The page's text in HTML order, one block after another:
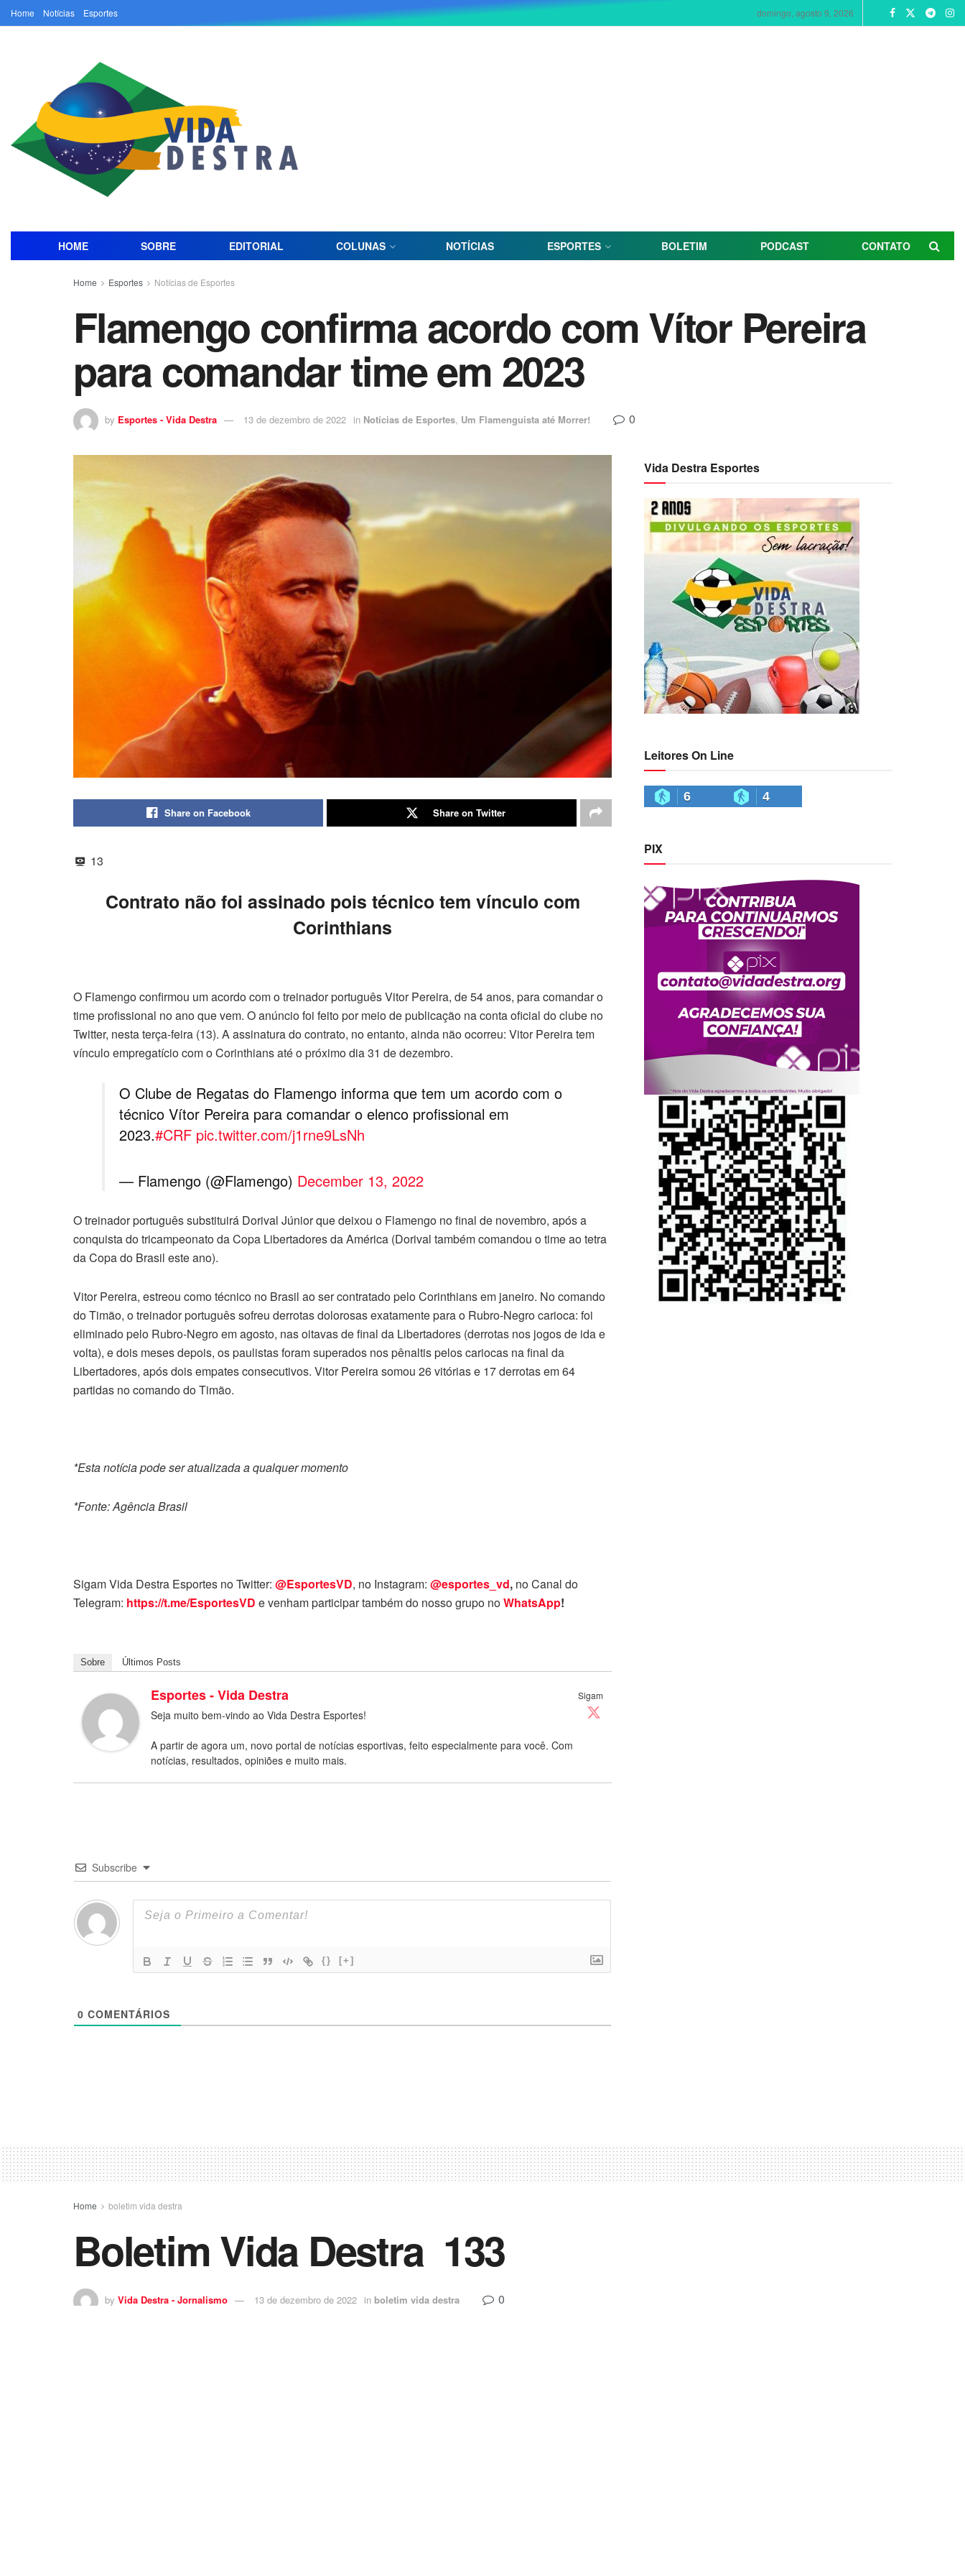
Home Notícias Esportes domingo, agosto 9, 2026
HOME SOBRE EDITORIAL COLUNAS NOTÍCIAS ESPORTES BOLETIM PODCAST CONTATO
Home Esportes Notícias de Esportes
Flamengo confirma acordo com Vítor Pereira
para comandar time em 2023
by Esportes - Vida Destra 13 de dezembro de 2022 in Notícias de Esportes, Um Flamenguista até Morrer! 0
Share on Facebook Share on Twitter
13
Contrato não foi assinado pois técnico tem vínculo com
Corinthians
O Flamengo confirmou um acordo com o treinador português Vitor Pereira, de 54 anos, para comandar o
time profissional no ano que vem. O anúncio foi feito por meio de publicação na conta oficial do clube no
Twitter, nesta terça-feira (13). A assinatura do contrato, no entanto, ainda não ocorreu: Vitor Pereira tem
vínculo empregatício com o Corinthians até o próximo dia 31 de dezembro.
O Clube de Regatas do Flamengo informa que tem um acordo com o
técnico Vítor Pereira para comandar o elenco profissional em
2023.#CRF pic.twitter.com/j1rne9LsNh
— Flamengo (@Flamengo) December 13, 2022
O treinador português substituirá Dorival Júnior que deixou o Flamengo no final de novembro, após a
conquista do tricampeonato da Copa Libertadores da América (Dorival também comandou o time ao tetra
da Copa do Brasil este ano).
Vitor Pereira, estreou como técnico no Brasil ao ser contratado pelo Corinthians em janeiro. No comando
do Timão, o treinador português sofreu derrotas dolorosas exatamente para o Rubro-Negro carioca: foi
eliminado pelo Rubro-Negro em agosto, nas oitavas de final da Libertadores (derrotas nos jogos de ida e
volta), e dois meses depois, os paulistas foram superados nos pênaltis pelos cariocas na final da
Libertadores, após dois empates consecutivos. Vitor Pereira somou 26 vitórias e 17 derrotas em 64
partidas no comando do Timão.
*Esta notícia pode ser atualizada a qualquer momento
*Fonte: Agência Brasil
Sigam Vida Destra Esportes no Twitter: @EsportesVD, no Instagram: @esportes_vd, no Canal do
Telegram: https://t.me/EsportesVD e venham participar também do nosso grupo noWhatsApp!
Sobre Últimos Posts
Sigam
Esportes - Vida Destra
Seja muito bem-vindo ao Vida Destra Esportes!
A partir de agora um, novo portal de notícias esportivas, feito especialmente para você. Com
notícias, resultados, opiniões e muito mais.
Subscribe
{} [+]
0 COMENTÁRIOS
Vida Destra Esportes
Leitores On Line
6 4
PIX
Home boletim vida destra
Boletim Vida Destra 133
by Vida Destra - Jornalismo 13 de dezembro de 2022 in boletim vida destra 0